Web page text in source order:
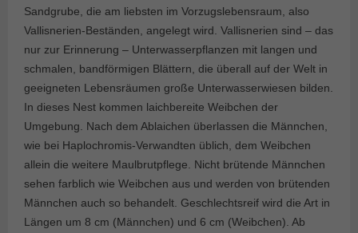
Sandgrube, die am liebsten im Vorzugslebensraum, also
Vallisnerien-Beständen, angelegt wird. Vallisnerien sind – das
nur zur Erinnerung – Unterwasserpflanzen mit langen und
schmalen, bandförmigen Blättern, die überall auf der Welt in
geeigneten Lebensräumen große Unterwasserwiesen bilden.
In dieses Nest kommen laichbereite Weibchen der
Umgebung. Nach dem Ablaichen überlassen die Männchen,
wie bei Haplochromis-Verwandten üblich, dem Weibchen
allein die weitere Maulbrutpflege. Nicht brütende Männchen
sehen farblich wie Weibchen aus und werden von brütenden
Männchen auch so behandelt. Geschlechtsreif wird die Art in
Längen um 8 cm (Männchen) und 6 cm (Weibchen). Ab